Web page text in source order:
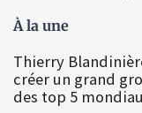
À la une
Thierry
créer un grand
des top 5